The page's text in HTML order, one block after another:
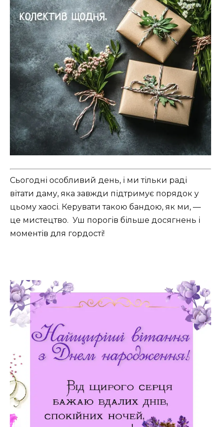
Сьогодні особливий день, і ми тільки раді
вітати даму, яка завжди підтримує порядок у
цьому хаосі. Керувати такою бандою, як ми, —
це мистецтво. ️ Уш порогів більше досягнень і
моментів для гордості!